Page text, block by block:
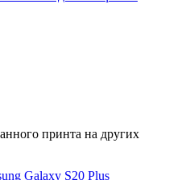
принта на других